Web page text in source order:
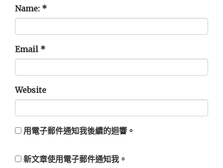
Name: *
Email *
Website
用電子郵件通知我後續的迴響。
新文章使用電子郵件通知我。